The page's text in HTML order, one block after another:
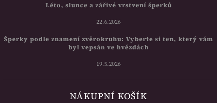
Léto, slunce a zářivé vrstvení šperků
22.6.2026
Šperky podle znamení zvěrokruhu: Vyberte si ten, který vám
byl vepsán ve hvězdách
19.5.2026
NÁKUPNÍ KOŠÍK